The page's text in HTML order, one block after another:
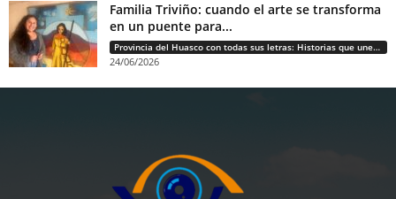
Familia Triviño: cuando el arte se transforma
en un puente para...
Provincia del Huasco con todas sus letras: Historias que unen cultura, diversidad e identidad
24/06/2026